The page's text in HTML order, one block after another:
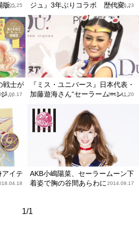
版...
ジュ』3年ぶりコラボ 歴代変...
2020.06.23
戦士が
...
『ミス・ユニバース』日本代表・
加藤遊海さん“セーラームーン...
2018.11.20
アイテ
AKB小嶋陽菜、セーラームーン下
着姿で胸の谷間あらわに 2014.09.17
1/1